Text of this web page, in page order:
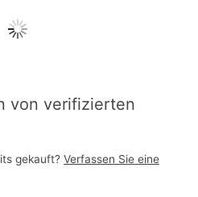
von verifizierten
gekauft? Verfassen Sie eine